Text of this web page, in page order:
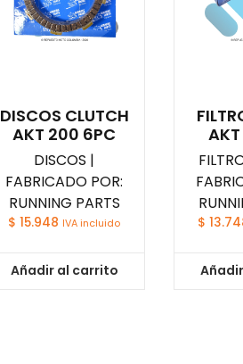
DISCOS CLUTCH
AKT 200 6PC
DISCOS |
FABRICADO POR:
RUNNING PARTS
$ 15.948 IVA incluido
Añadir al carrito
AKT
$